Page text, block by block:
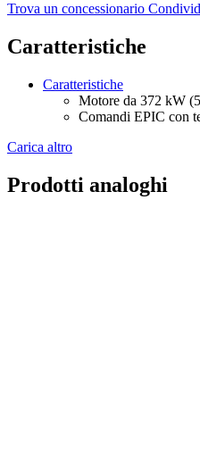
Trova un concessionario
Caratteristiche
Caratteristiche
Motore da 372 kW
Comandi EPIC con
Carica altro
Prodotti analoghi